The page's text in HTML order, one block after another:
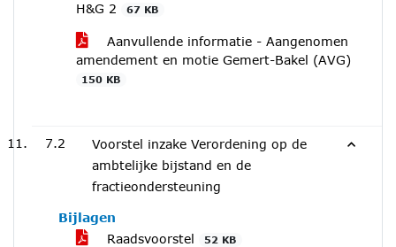
H&G 2
67 KB
Aanvullende informatie - Aangenomen
amendement en motie Gemert-Bakel (AVG)
150 KB
7.2
Voorstel inzake Verordening op de
ambtelijke bijstand en de
fractieondersteuning
Bijlagen
Raadsvoorstel
52 KB